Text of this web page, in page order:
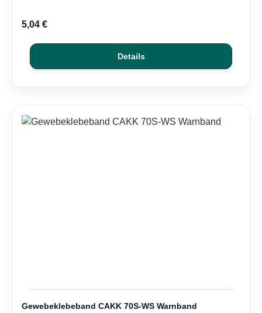
5,04 €
Details
Gewebeklebeband CAKK 70S-WS Warnband